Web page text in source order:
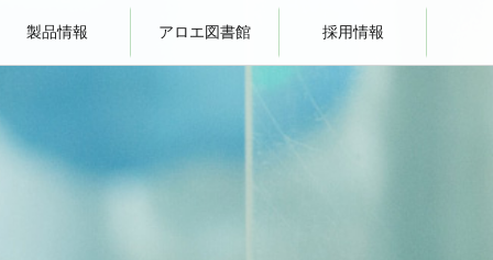
製品情報 アロエ図書館 採用情報